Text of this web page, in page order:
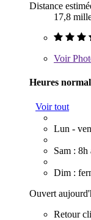
Distance
17,8
Voir
Heures
Voir tout
Lun -
Sam : 8h
Dim :
Ouvert
Retour